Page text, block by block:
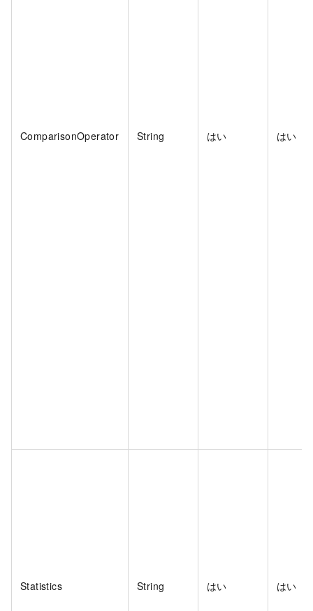
ComparisonOperator String はい はい
Statistics String はい はい